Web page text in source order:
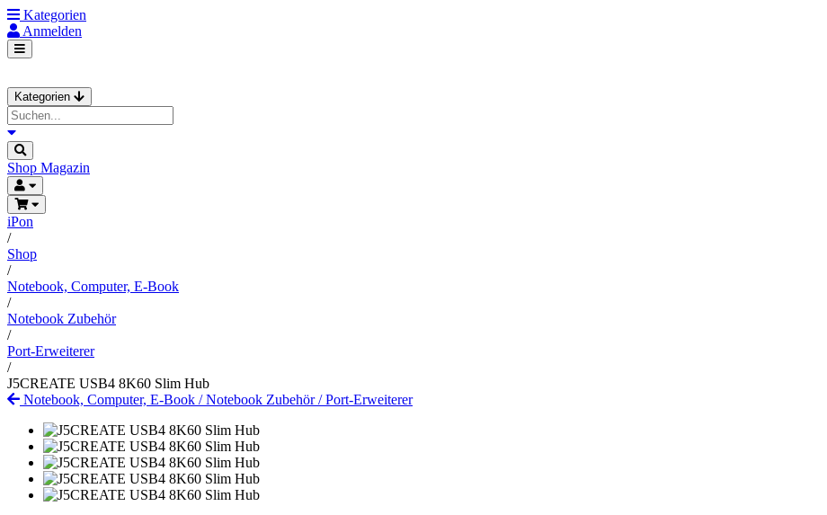
Kategorien
Anmelden
Kategorien
Shop Magazin
iPon
/
Shop
/
Notebook, Computer, E-Book
/
Notebook Zubehör
/
Port-Erweiterer
/
J5CREATE USB4 8K60 Slim Hub
Notebook, Computer, E-Book /Notebook Zubehör/Port-Erweiterer